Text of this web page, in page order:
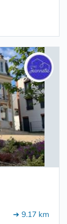
➔ 9.17 km